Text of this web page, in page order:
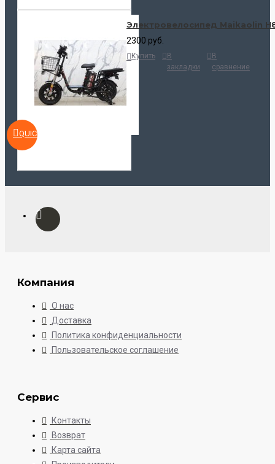
QUICKVIEW
Электровелосипед Maikaolin
2300 руб.
Купить
В
закладки
В
сравнение
Компания
О нас
Доставка
Политика конфиденциальности
Пользовательское соглашение
Сервис
Контакты
Возврат
Карта сайта